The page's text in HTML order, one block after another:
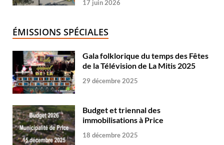
17 juin 2026
ÉMISSIONS SPÉCIALES
Gala folklorique du temps des Fêtes
de la Télévision de La Mitis 2025
29 décembre 2025
Budget et triennal des
immobilisations à Price
18 décembre 2025